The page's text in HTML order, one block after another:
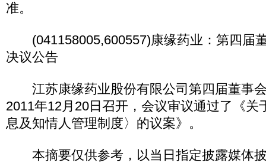
准。
(041158005,600557)康缘药业：第四届
决议公告
江苏康缘药业股份有限公司第四届董事
2011年12月20日召开，会议审议通过了《关
息及知情人管理制度〉的议案》。
本摘要仅供参考，以当日指定披露媒体